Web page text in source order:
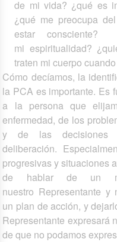
de mi vida? ¿qué es
¿qué me preocupa
estar consciente?
mi espiritualidad?
traten mi cuerpo
Cómo decíamos, la
la PCA es importante. Es
a la persona que
enfermedad, de los
y de las decisiones
deliberación.
progresivas y situaciones
de hablar de un
nuestro Representante y
un plan de acción, y
Representante expresará
de que no podamos